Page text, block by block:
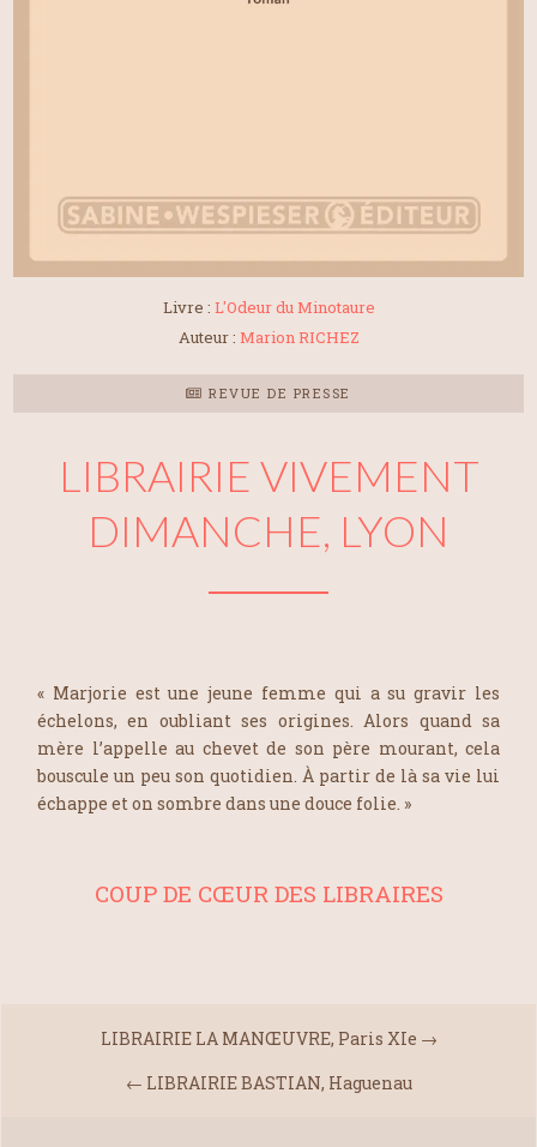
Livre : L'Odeur du Minotaure
Auteur : Marion RICHEZ
REVUE DE PRESSE
LIBRAIRIE VIVEMENT
DIMANCHE, LYON
« Marjorie est une jeune femme qui a su gravir les
échelons, en oubliant ses origines. Alors quand sa
mère l’appelle au chevet de son père mourant, cela
bouscule un peu son quotidien. À partir de là sa vie lui
échappe et on sombre dans une douce folie. »
COUP DE CŒUR DES LIBRAIRES
LIBRAIRIE LA MANŒUVRE, Paris XIe →
← LIBRAIRIE BASTIAN, Haguenau